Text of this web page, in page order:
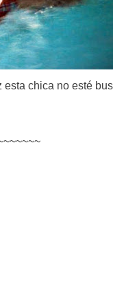
esta chica no esté